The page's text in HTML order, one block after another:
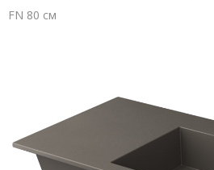
FN 80 см